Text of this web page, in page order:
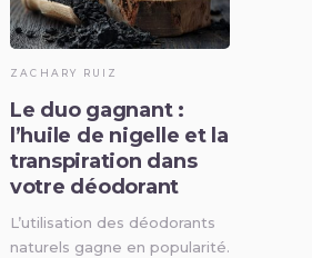
ZACHARY RUIZ
Le duo gagnant :
l’huile de nigelle et la
transpiration dans
votre déodorant
L’utilisation des déodorants
naturels gagne en popularité.